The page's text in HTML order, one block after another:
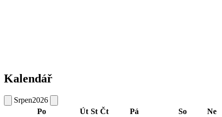
Kalendář
Srpen2026
Po
Út St Čt Pá So Ne